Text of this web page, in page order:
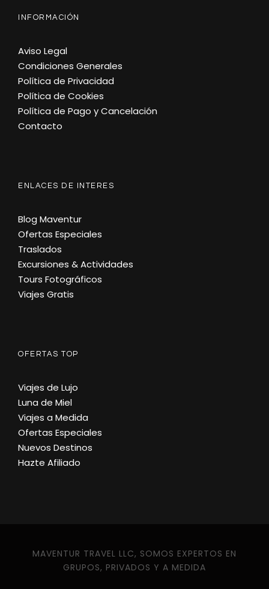
INFORMACIÓN
Aviso Legal
Condiciones Generales
Política de Privacidad
Política de Cookies
Política de Pago y Cancelación
Contacto
ENLACES DE INTERES
Blog Maventur
Ofertas Especiales
Traslados
Excursiones & Actividades
Tours Fotográficos
Viajes Gratis
OFERTAS TOP
Viajes de Lujo
Luna de Miel
Viajes a Medida
Ofertas Especiales
Nuevos Destinos
Hazte Afiliado
MAVENTUR TRAVEL LLC, SOMOS EXPERTOS EN
GRUPOS, PRIVADOS Y A MEDIDA